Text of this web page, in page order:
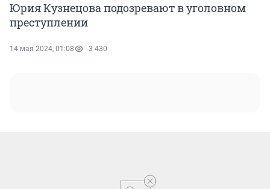
Юрия Кузнецова подозревают в уголовном
преступлении
14 мая 2024, 01:08 3 430